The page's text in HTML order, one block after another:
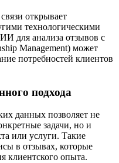
открывает
технологическими
для анализа отзывов с
Management) может
потребностей клиентов
подхода
данных позволяет не
задачи, но и
или услуги. Такие
в отзывах, которые
клиентского опыта.